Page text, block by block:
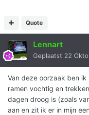
Quote
Lennart
Geplaatst 22
Van deze oorzaak ben
ramen vochtig en
dagen droog is (zoals
aan en zit ik er in mijn